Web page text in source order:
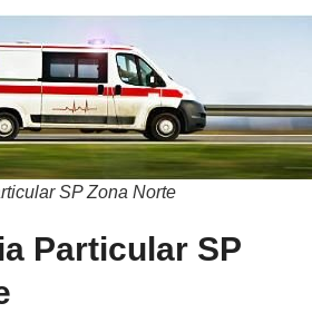
SP Zona Norte
Particular SP